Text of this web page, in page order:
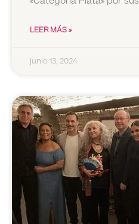
LEER MÁS »
junio 13, 2024